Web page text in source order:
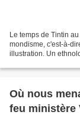
Le temps de Tintin
mondisme, c'est-à-
illustration. Un
Où nous
feu ministère